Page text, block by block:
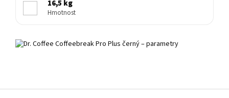
16,5 kg
Hmotnost